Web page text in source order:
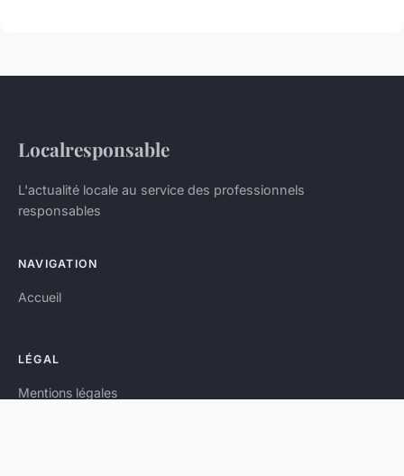
Localresponsable
L'actualité locale au service des professionnels
responsables
NAVIGATION
Accueil
LÉGAL
Mentions légales